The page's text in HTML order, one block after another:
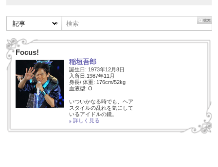
Focus!
稲垣吾郎
誕生日: 1973年12月8日
入所日:1987年11月
身長/ 体重: 176cm/52kg
血液型: O
いついかなる時でも、ヘア
スタイルの乱れを気にして
いるアイドルの鏡。
詳しく見る